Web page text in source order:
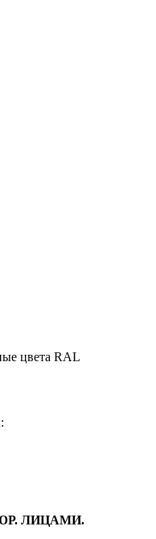
цвета RAL
ЛИЦАМИ.